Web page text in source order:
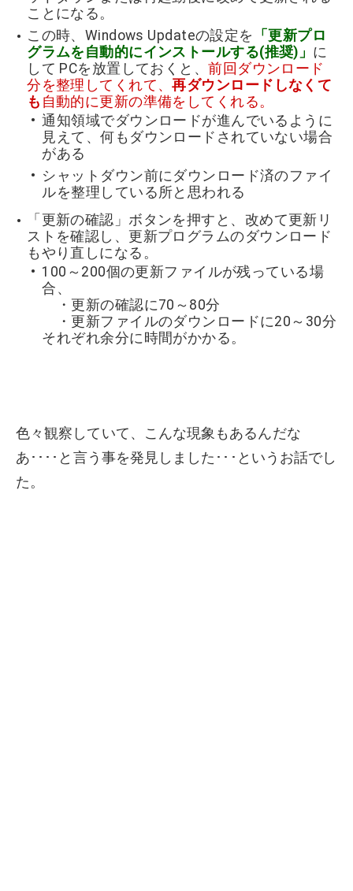
ことになる。
この時、Windows Updateの設定を
「 更新プロ
グラムを自動的にインストールする(推奨)」 に
して PCを放置しておくと、前回ダウンロード
分を整理してくれて、再ダウンロードしなくて
も 自動的に更新の準備をしてくれる。
通知領域でダウンロードが進んでいるように
見えて、何もダウンロードされていない場合
がある
シャットダウン前にダウンロード済のファイ
ルを整理している所と思われる
「更新の確認」ボタンを押すと、改めて更新リ
ストを確認し、更新プログラムのダウンロード
もやり直しになる。
100～200個の更新ファイルが残っている場
合、
・更新の確認に70～80分
・更新ファイルのダウンロードに20～30分
それぞれ余分に時間がかかる。
色々観察していて、こんな現象もあるんだな
あ････と言う事を発見しました･･･というお話でし
た。